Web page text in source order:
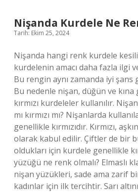
Nişanda Kurdele Ne
Tarih: Ekim 25, 2024
Nişanda hangi renk kurdele
kurdelenin amacı daha fazla ilgi
Bu rengin aynı zamanda iyi şans
Bu nedenle nişan, düğün ve
kırmızı kurdeleler kullanılır.
mı kırmızı mı? Nişanlarda
genellikle kırmızıdır. Kırmızı,
olarak kabul edilir. Çiftler de bir
oldukları için kurdele genellikle
yüzüğü ne renk olmalı? Elmaslı
nişan yüzükleri, sade ama zarif
kadınlar için ilk tercihtir. Sarı